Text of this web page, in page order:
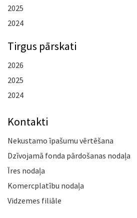
2025
2024
Tirgus pārskati
2026
2025
2024
Kontakti
Nekustamo īpašumu vērtēšana
Dzīvojamā fonda pārdošanas nodaļa
Īres nodaļa
Komercplatību nodaļa
Vidzemes filiāle